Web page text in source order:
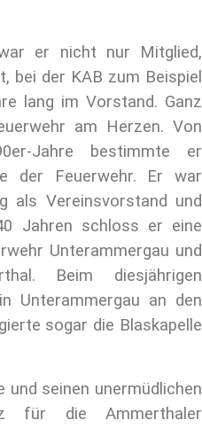
er nicht nur Mitglied,
bei der KAB zum Beispiel
lang im Vorstand. Ganz
am Herzen. Von
Jahre bestimmte er
der Feuerwehr. Er war
als Vereinsvorstand und
Jahren schloss er eine
Unterammergau und
Beim diesjährigen
Unterammergau an den
sogar die Blaskapelle
und seinen unermüdlichen
für die Ammerthaler